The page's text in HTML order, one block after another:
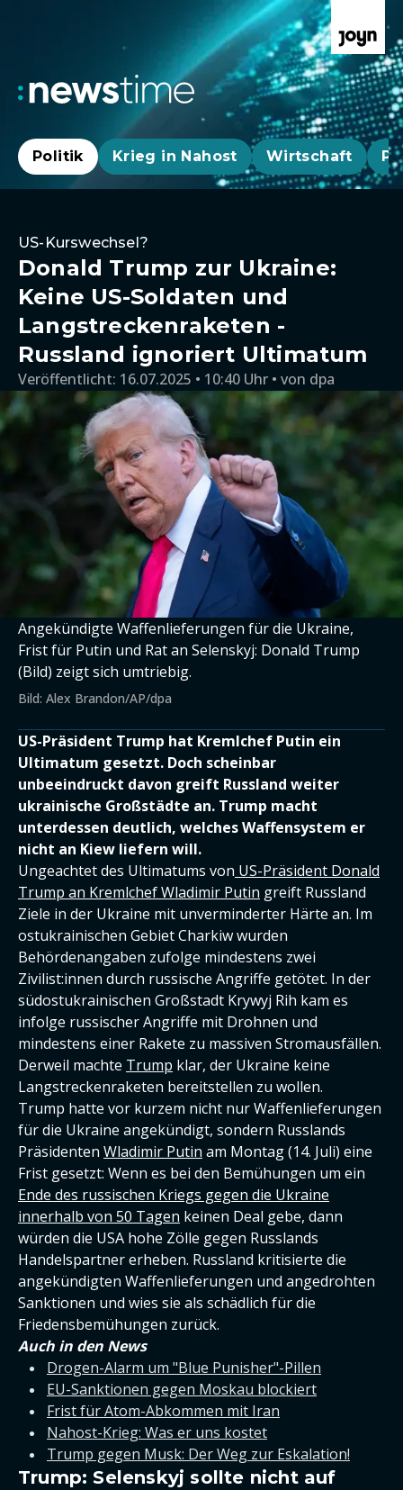
Politik Krieg in Nahost Wirtschaft
US-Kurswechsel?
Donald Trump zur Ukraine:
Keine US-Soldaten und
Langstreckenraketen -
Russland ignoriert Ultimatum
Veröffentlicht: 16.07.2025 • 10:40 Uhr von dpa
Angekündigte Waffenlieferungen für die Ukraine,
Frist für Putin und Rat an Selenskyj: Donald Trump
(Bild) zeigt sich umtriebig.
Bild: Alex Brandon/AP/dpa
US-Präsident Trump hat Kremlchef Putin ein
Ultimatum gesetzt. Doch scheinbar
unbeeindruckt davon greift Russland weiter
ukrainische Großstädte an. Trump macht
unterdessen deutlich, welches Waffensystem er
nicht an Kiew liefern will.
Ungeachtet des Ultimatums von US-Präsident Donald
Trump an Kremlchef Wladimir Putin greift Russland
Ziele in der Ukraine mit unverminderter Härte an. Im
ostukrainischen Gebiet Charkiw wurden
Behördenangaben zufolge mindestens zwei
Zivilist:innen durch russische Angriffe getötet. In der
südostukrainischen Großstadt Krywyj Rih kam es
infolge russischer Angriffe mit Drohnen und
mindestens einer Rakete zu massiven Stromausfällen.
Derweil machte Trump klar, der Ukraine keine
Langstreckenraketen bereitstellen zu wollen.
Trump hatte vor kurzem nicht nur Waffenlieferungen
für die Ukraine angekündigt, sondern Russlands
Präsidenten Wladimir Putin am Montag (14. Juli) eine
Frist gesetzt: Wenn es bei den Bemühungen um ein
Ende des russischen Kriegs gegen die Ukraine
innerhalb von 50 Tagen keinen Deal gebe, dann
würden die USA hohe Zölle gegen Russlands
Handelspartner erheben. Russland kritisierte die
angekündigten Waffenlieferungen und angedrohten
Sanktionen und wies sie als schädlich für die
Friedensbemühungen zurück.
Auch in den News
Drogen-Alarm um "Blue Punisher"-Pillen
EU-Sanktionen gegen Moskau blockiert
Frist für Atom-Abkommen mit Iran
Nahost-Krieg: Was er uns kostet
Trump gegen Musk: Der Weg zur Eskalation!
Trump: Selenskyj sollte nicht auf